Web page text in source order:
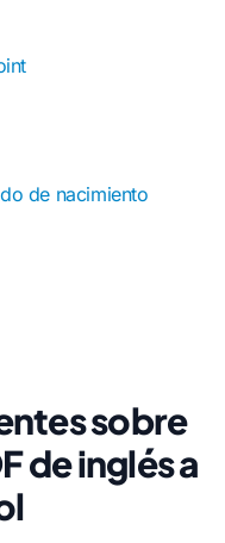
de nacimiento
sobre
de inglés a